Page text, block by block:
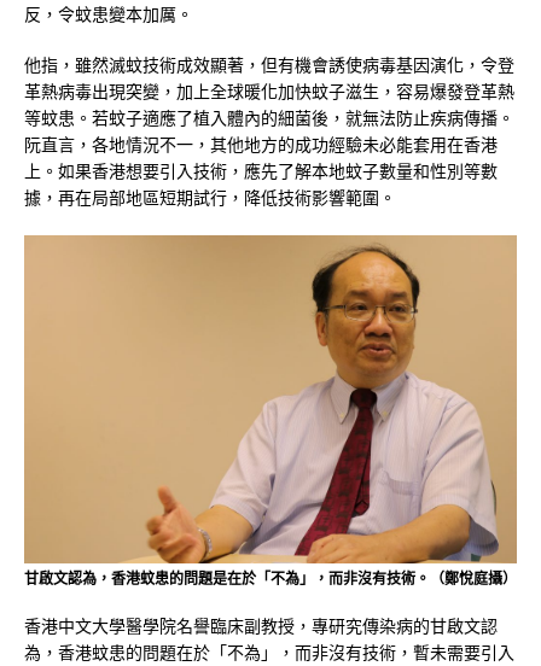
反，令蚊患變本加厲。
他指，雖然滅蚊技術成效顯著，但有機會誘使病毒基因演化，令登
革熱病毒出現突變，加上全球暖化加快蚊子滋生，容易爆發登革熱
等蚊患。若蚊子適應了植入體內的細菌後，就無法防止疾病傳播。
阮直言，各地情況不一，其他地方的成功經驗未必能套用在香港
上。如果香港想要引入技術，應先了解本地蚊子數量和性別等數
據，再在局部地區短期試行，降低技術影響範圍。
甘啟文認為，香港蚊患的問題是在於「不為」，而非沒有技術。（鄭悅庭攝）
香港中文大學醫學院名譽臨床副教授，專研究傳染病的甘啟文認
為，香港蚊患的問題在於「不為」，而非沒有技術，暫未需要引入